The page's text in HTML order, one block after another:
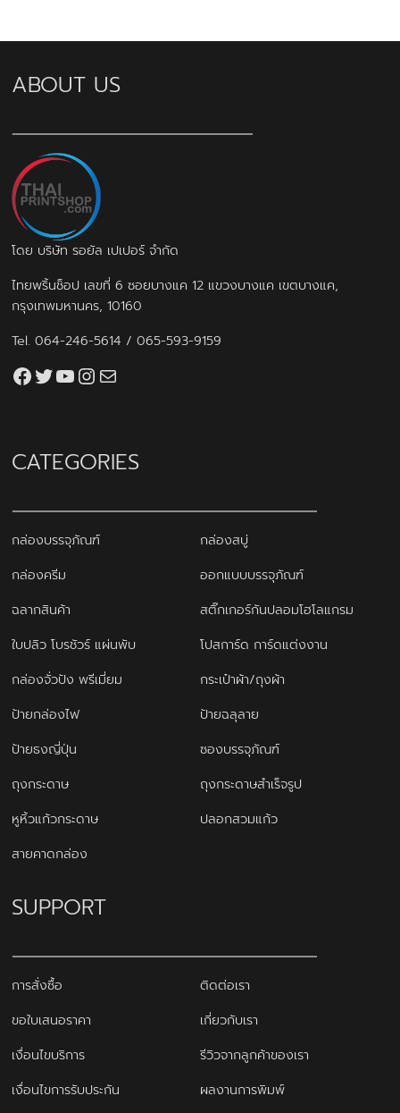
ABOUT US
โดย บริษัท รอยัล เปเปอร์ จำกัด
ไทยพริ้นช็อป เลขที่ 6 ซอยบางแค 12 แขวงบางแค เขตบางแค,
กรุงเทพมหานคร, 10160
Tel.064-246-5614 /065-593-9159
Facebook
Twitter
YouTube
Instagram
thaiprintshop.aw@gmail.com
CATEGORIES
กล่องบรรจุภัณฑ์
กล่องสบู่
กล่องครีม
ออกแบบบรรจุภัณฑ์
ฉลากสินค้า
สติ๊กเกอร์กันปลอมโฮโลแกรม
ใบปลิว โบรชัวร์ แผ่นพับ
โปสการ์ด การ์ดแต่งงาน
กล่องจั่วปัง พรีเมี่ยม
กระเป๋าผ้า/ถุงผ้า
ป้ายกล่องไฟ
ป้ายฉลุลาย
ป้ายธงญี่ปุ่น
ซองบรรจุภัณฑ์
ถุงกระดาษ
ถุงกระดาษสำเร็จรูป
หูหิ้วแก้วกระดาษ
ปลอกสวมแก้ว
สายคาดกล่อง
SUPPORT
การสั่งซื้อ
ติดต่อเรา
ขอใบเสนอราคา
เกี่ยวกับเรา
เงื่อนไขบริการ
รีวิวจากลูกค้าของเรา
เงื่อนไขการรับประกัน
ผลงานการพิมพ์